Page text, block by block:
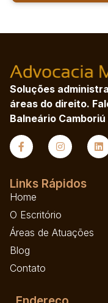
Soluções
áreas do direito.
Balneário
Links Rápidos
Home
O Escritório
Áreas de Atuações
Blog
Contato